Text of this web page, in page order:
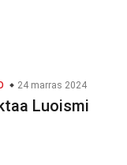
24 marras 2024
Luoismi